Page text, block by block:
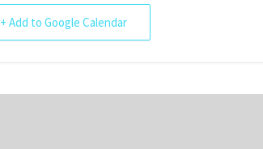
+ Add to Google Calendar